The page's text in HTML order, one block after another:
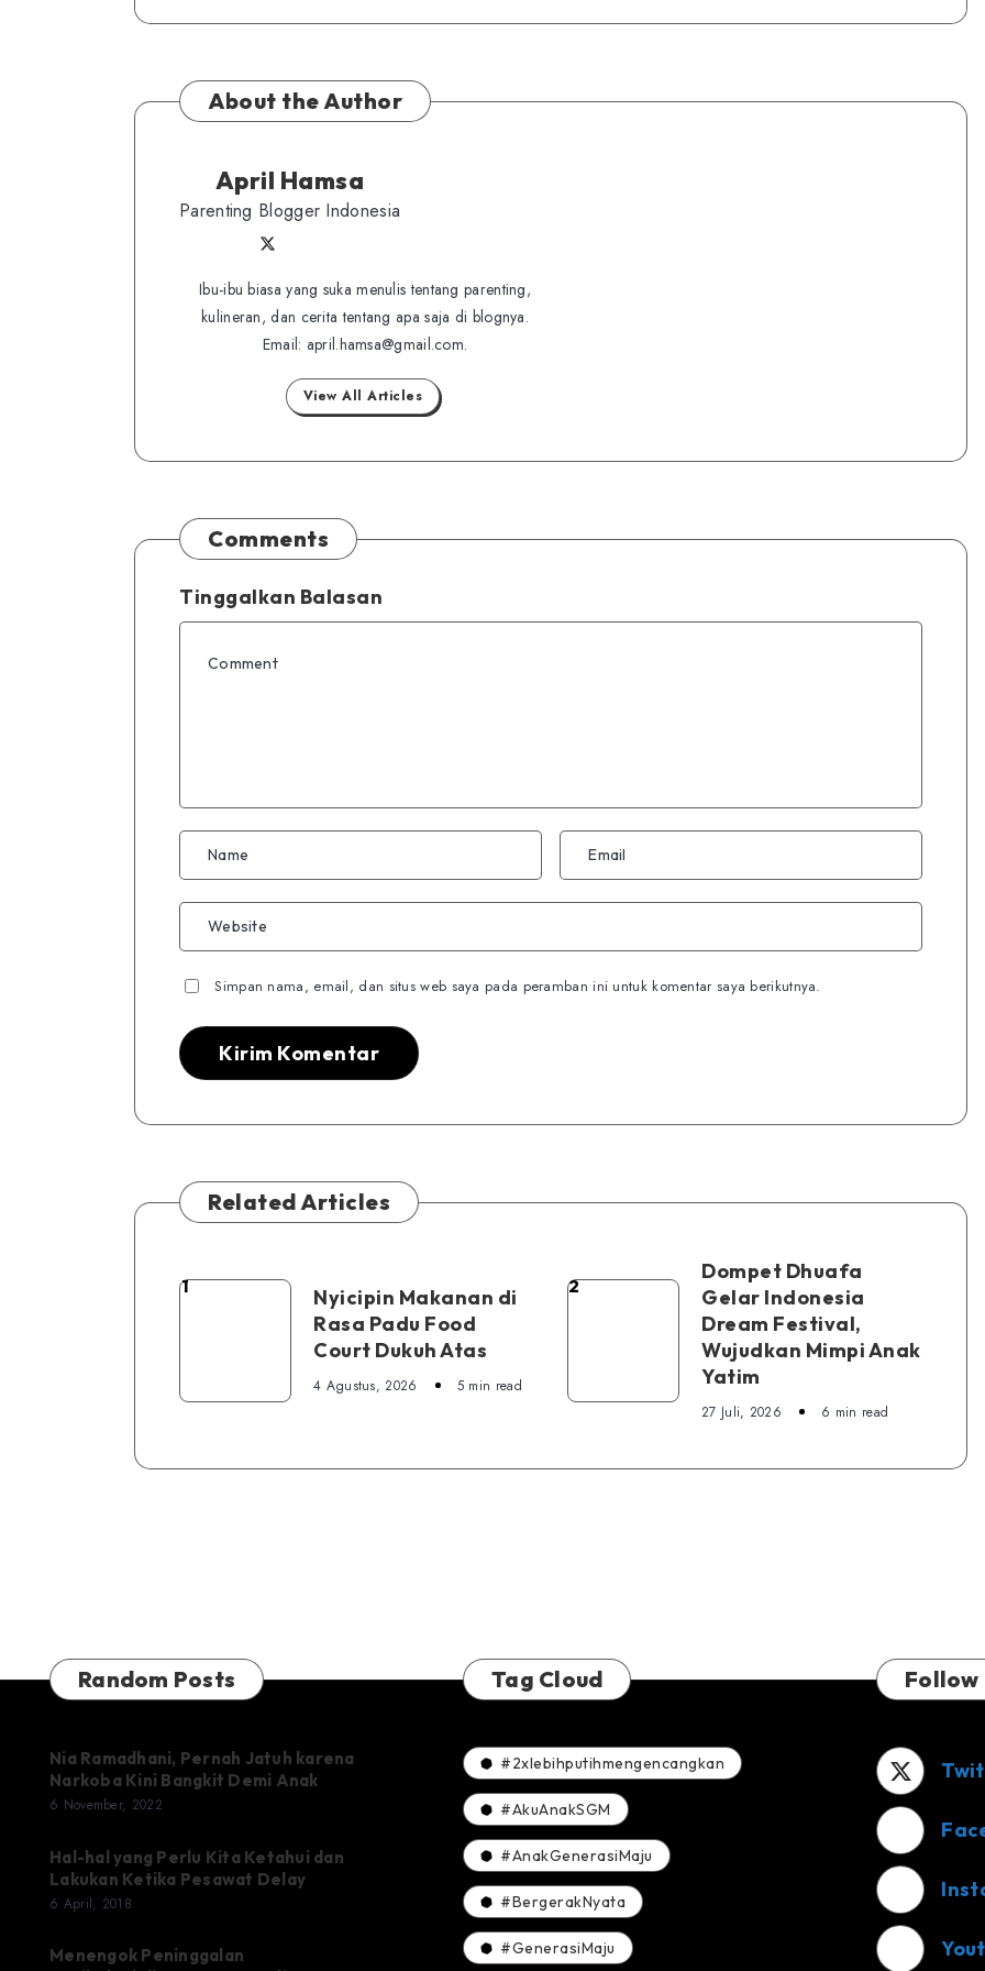
About the Author
April Hamsa
Parenting Blogger Indonesia
Follow
on
Twitter
me
on
Facebook
Ibu-ibu biasa yang suka menulis tentang parenting,
kulineran, dan cerita tentang apa saja di blognya.
Email: april.hamsa@gmail.com.
View All Articles
Comments
Tinggalkan Balasan
Simpan nama, email, dan situs web saya pada peramban ini untuk komentar saya berikutnya.
Related Articles
Nyicipin
1
Nyicipin Makanan di
Rasa Padu Food
Court Dukuh Atas
4 Agustus, 2026 5 min read
Dompet
2
Dompet Dhuafa
Gelar Indonesia
Dream Festival,
Wujudkan Mimpi Anak
Yatim
27 Juli, 2026 6 min read
Random Posts
Nia Ramadhani, Pernah Jatuh karena
Narkoba Kini Bangkit Demi Anak
6 November, 2022
Hal-hal yang Perlu Kita Ketahui dan
Lakukan Ketika Pesawat Delay
6 April, 2018
Menengok Peninggalan
Tag Cloud
#2xlebihputihmengencangkan
#AkuAnakSGM
#AnakGenerasiMaju
#BergerakNyata
#GenerasiMaju
Follow